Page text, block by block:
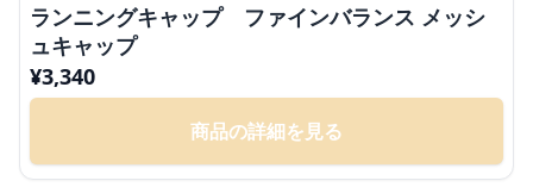
ランニングキャップ ファインバランス メッシ
ュキャップ
¥3,340
商品の詳細を見る